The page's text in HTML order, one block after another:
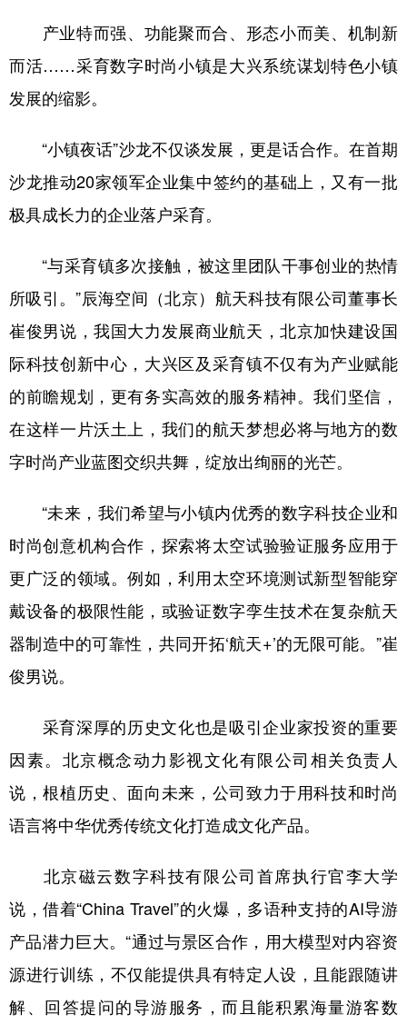
产业特而强、功能聚而合、形态小而美、机制新
而活……采育数字时尚小镇是大兴系统谋划特色小镇
发展的缩影。
“小镇夜话”沙龙不仅谈发展，更是话合作。在首期
沙龙推动20家领军企业集中签约的基础上，又有一批
极具成长力的企业落户采育。
“与采育镇多次接触，被这里团队干事创业的热情
所吸引。”辰海空间（北京）航天科技有限公司董事长
崔俊男说，我国大力发展商业航天，北京加快建设国
际科技创新中心，大兴区及采育镇不仅有为产业赋能
的前瞻规划，更有务实高效的服务精神。我们坚信，
在这样一片沃土上，我们的航天梦想必将与地方的数
字时尚产业蓝图交织共舞，绽放出绚丽的光芒。
“未来，我们希望与小镇内优秀的数字科技企业和
时尚创意机构合作，探索将太空试验验证服务应用于
更广泛的领域。例如，利用太空环境测试新型智能穿
戴设备的极限性能，或验证数字孪生技术在复杂航天
器制造中的可靠性，共同开拓‘航天+’的无限可能。”崔
俊男说。
采育深厚的历史文化也是吸引企业家投资的重要
因素。北京概念动力影视文化有限公司相关负责人
说，根植历史、面向未来，公司致力于用科技和时尚
语言将中华优秀传统文化打造成文化产品。
北京磁云数字科技有限公司首席执行官李大学
说，借着“China Travel”的火爆，多语种支持的AI导游
产品潜力巨大。“通过与景区合作，用大模型对内容资
源进行训练，不仅能提供具有特定人设，且能跟随讲
解、回答提问的导游服务，而且能积累海量游客数